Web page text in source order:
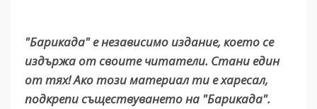
"Барикада" е независимо издание, което се
издържа от своите читатели. Стани един
от тях! Ако този материал ти е харесал,
подкрепи съществуването на "Барикада".